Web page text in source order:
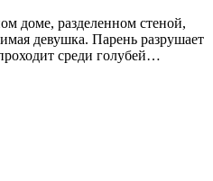
доме, разделенном стеной,
девушка. Парень разрушает
среди голубей…